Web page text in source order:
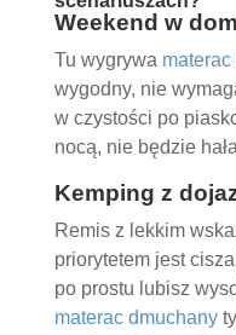
Weekend w
Tu wygrywa materac
wygodny, nie
w czystości po
nocą, nie będzie
Kemping z
Remis z lekkim
priorytetem jest
po prostu lubisz
materac dmuchany